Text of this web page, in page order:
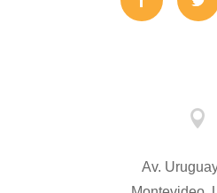

Av.